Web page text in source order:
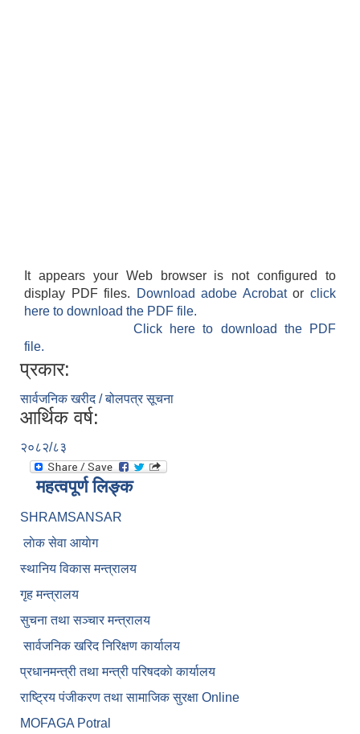
It appears your Web browser is not configured to
display PDF files.
Download adobe Acrobatorclick
here to download the PDF file.
Click here to download the PDF
file.
प्रकार:
सार्वजनिक खरीद / बोलपत्र सूचना
आर्थिक वर्ष:
२०८२/८३
महत्वपूर्ण लिङ्क
SHRAMSANSAR
लाेक सेवा आयाेग
स्थानिय विकास मन्त्रालय
गृह मन्त्रालय
सुचना तथा सञ्चार मन्त्रालय
सार्वजनिक खरिद निरिक्षण कार्यालय
प्रधानमन्त्री तथा मन्त्री परिषदकाे कार्यालय
राष्ट्रिय पंजीकरण तथा सामाजिक सुरक्षा Online
MOFAGA Potral